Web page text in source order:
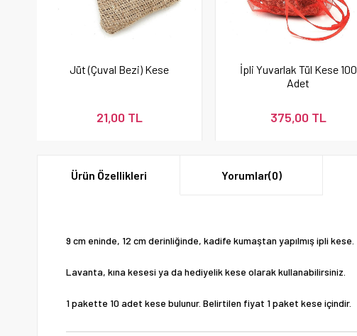
Jüt (Çuval Bezi) Kese
21,00 TL
İpli Yuvarlak Tül Kese 100
Adet
375,00 TL
Ürün Özellikleri Yorumlar(0)
9 cm eninde, 12 cm derinliğinde, kadife kumaştan yapılmış ipli kese.
Lavanta, kına kesesi ya da hediyelik kese olarak kullanabilirsiniz.
1 pakette 10 adet kese bulunur. Belirtilen fiyat 1 paket kese içindir.